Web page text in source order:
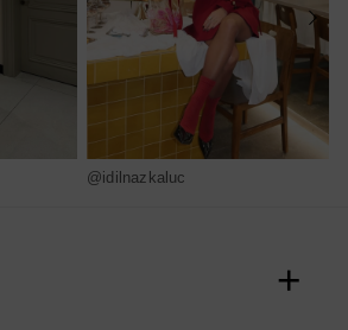
@idilnazkaluc